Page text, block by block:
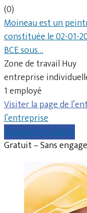
(0)
Moineau est un
constituée le 02-01-
BCE sous…
Zone de travail Huy
entreprise
1 employé
Visiter la page de
l’entreprise
Comparer les devis
Gratuit – Sans